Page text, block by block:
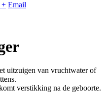
+ Email
uitzuigen van vruchtwater of
verstikking na de geboorte.